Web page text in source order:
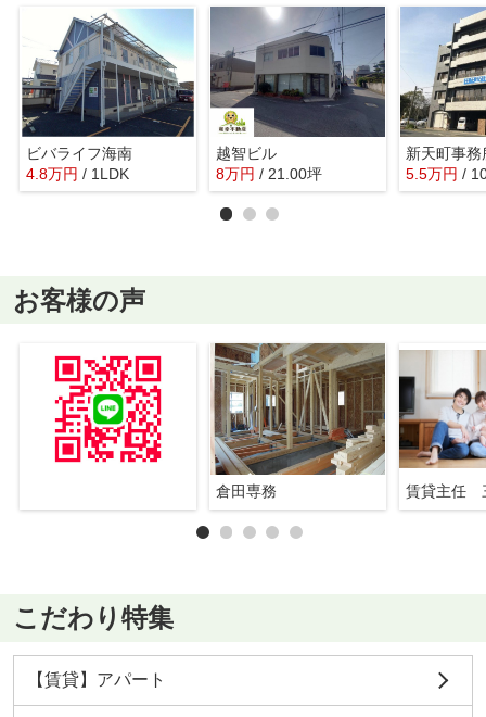
ビバライフ海南
4.8万円 / 1LDK
越智ビル
8万円 / 21.00坪
新天町事務
5.5万円 /
お客様の声
倉田専務 賃貸主任
こだわり特集
【賃貸】アパート